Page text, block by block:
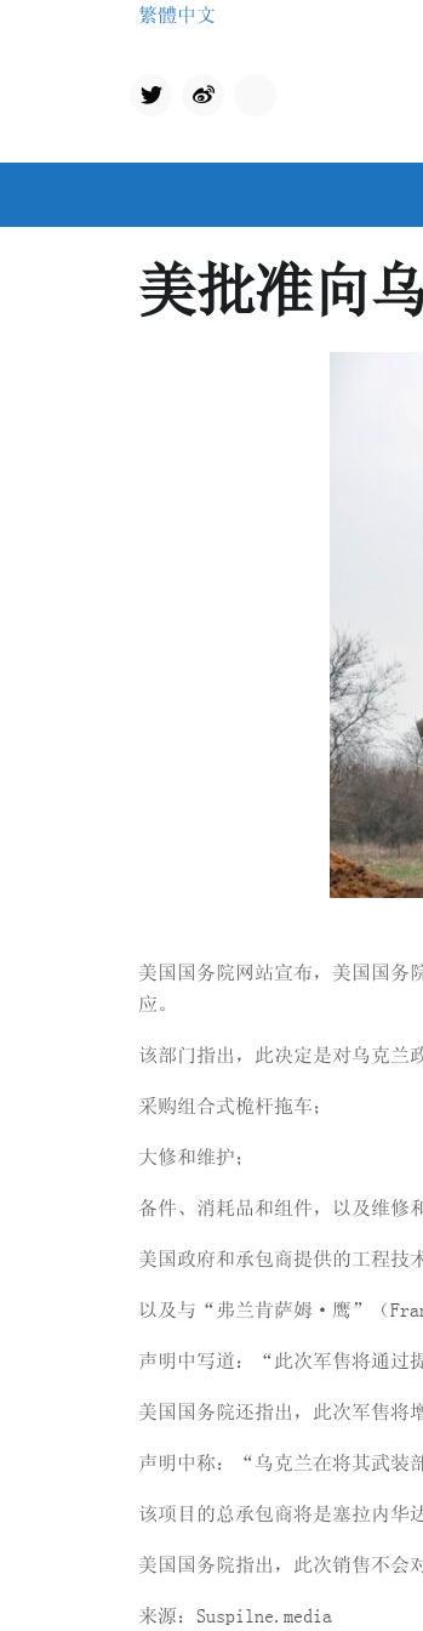
繁體中文
Twit
美批准向
美国国务院网站宣布，美国国
应。
该部门指出，此决定是对乌克兰
采购组合式桅杆拖车；
大修和维护；
备件、消耗品和组件，以及维修
美国政府和承包商提供的工程技
以及与“弗兰肯萨姆·鹰”（
声明中写道：“此次军售将通过
美国国务院还指出，此次军售将
声明中称：“乌克兰在将其武装
该项目的总承包商将是塞拉内华
美国国务院指出，此次销售不会
来源：Suspilne.media